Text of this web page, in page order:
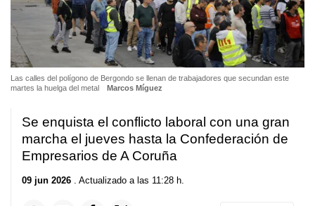
Las calles del polígono de Bergondo se llenan de trabajadores que secundan este
martes la huelga del metal
Marcos Míguez
Se enquista el conflicto laboral con una gran
marcha el jueves hasta la Confederación de
Empresarios de A Coruña
09 jun 2026 . Actualizado a las 11:28 h.